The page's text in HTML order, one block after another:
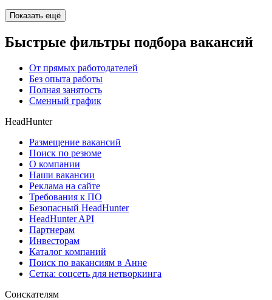
Показать ещё
Быстрые фильтры подбора вакансий
От прямых работодателей
Без опыта работы
Полная занятость
Сменный график
HeadHunter
Размещение вакансий
Поиск по резюме
О компании
Наши вакансии
Реклама на сайте
Требования к ПО
Безопасный HeadHunter
HeadHunter API
Партнерам
Инвесторам
Каталог компаний
Поиск по вакансиям в Анне
Сетка: соцсеть для нетворкинга
Соискателям